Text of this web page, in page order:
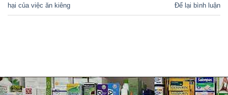
hại của việc ăn kiêng
Để lại bình luận